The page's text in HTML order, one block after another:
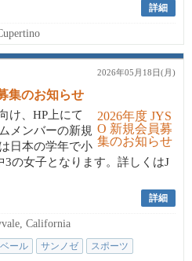
詳細
2026年05月18日(月)
集のお知らせ
け、HP上にて
メンバーの新規
日本の学年で小
の女子となります。詳しくはJ
詳細
California
ール サンノゼ スポーツ